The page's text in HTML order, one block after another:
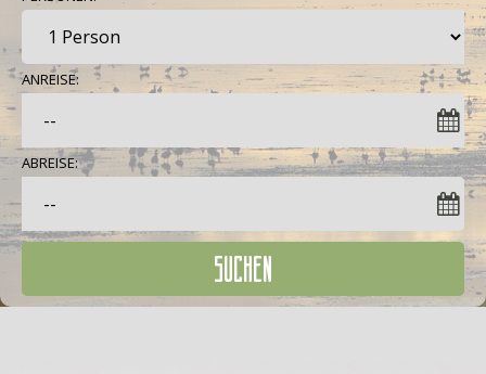
ANREISE:
ABREISE:
SUCHEN